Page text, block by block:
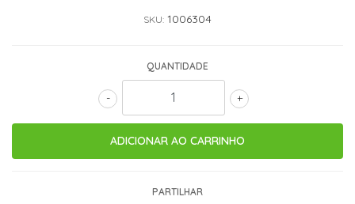
SKU: 1006304
QUANTIDADE
+
-
PARTILHAR